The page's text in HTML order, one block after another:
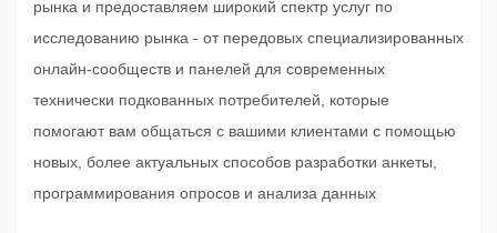
рынка и предоставляем широкий спектр услуг по
исследованию рынка - от передовых специализированных
онлайн-сообществ и панелей для современных
технически подкованных потребителей, которые
помогают вам общаться с вашими клиентами с помощью
новых, более актуальных способов разработки анкеты,
программирования опросов и анализа данных